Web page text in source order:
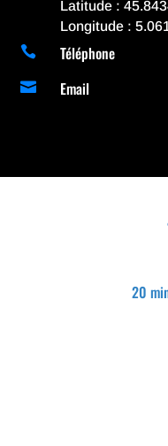
Latitude :
Longitude :
 Téléphone
 Email
20